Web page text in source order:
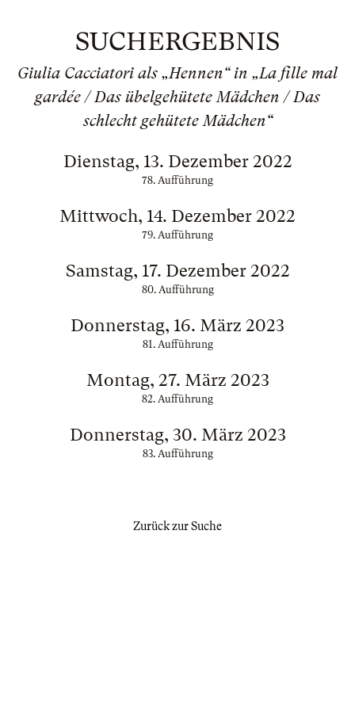
SUCHERGEBNIS
Giulia Cacciatori als „Hennen“ in „La fille mal
gardée / Das übelgehütete Mädchen / Das
schlecht gehütete Mädchen“
Dienstag, 13. Dezember 2022
78. Aufführung
Mittwoch, 14. Dezember 2022
79. Aufführung
Samstag, 17. Dezember 2022
80. Aufführung
Donnerstag, 16. März 2023
81. Aufführung
Montag, 27. März 2023
82. Aufführung
Donnerstag, 30. März 2023
83. Aufführung
Zurück zur Suche